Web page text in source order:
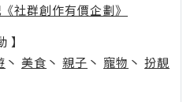
社群創作有價企劃》
】
丶 美食 丶 親子 丶 寵物 丶 扮靚